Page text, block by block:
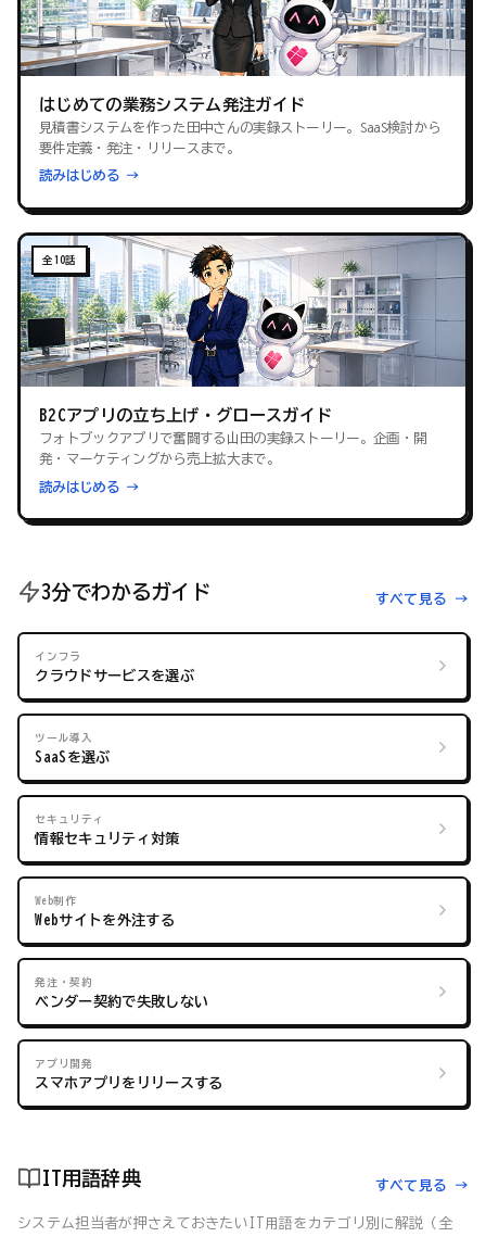
はじめての業務システム発注ガイド
見積書システムを作った田中さんの実録ストーリー。SaaS検討から
要件定義・発注・リリースまで。
読みはじめる →
全10話
B2Cアプリの立ち上げ・グロースガイド
フォトブックアプリで奮闘する山田の実録ストーリー。企画・開
発・マーケティングから売上拡大まで。
読みはじめる →
3分でわかるガイド すべて見る →
インフラ
クラウドサービスを選ぶ
ツール導入
SaaSを選ぶ
セキュリティ
情報セキュリティ対策
Web制作
Webサイトを外注する
発注・契約
ベンダー契約で失敗しない
アプリ開発
スマホアプリをリリースする
IT用語辞典 すべて見る →
システム担当者が押さえておきたいIT用語をカテゴリ別に解説（全